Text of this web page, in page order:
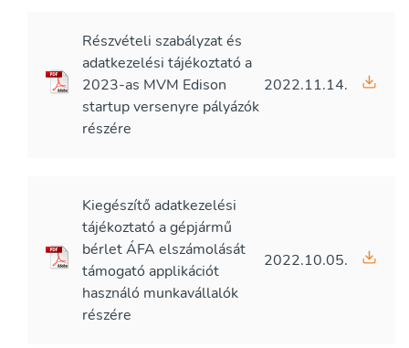
Részvételi szabályzat és
adatkezelési tájékoztató a
2023-as MVM Edison
startup versenyre pályázók
részére
2022.11.14.
Kiegészítő adatkezelési
tájékoztató a gépjármű
bérlet ÁFA elszámolását
támogató applikációt
használó munkavállalók
részére
2022.10.05.